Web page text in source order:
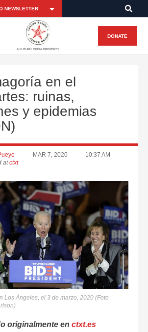
A FUTURO MEDIA PROPERTY
DONATE
en el
ruinas,
y epidemias
MAR 7, 2020
10:37 AM
atctxt
Los Ángeles, el 3 de marzo, 2020 (Foto
originalmente en ctxt.es